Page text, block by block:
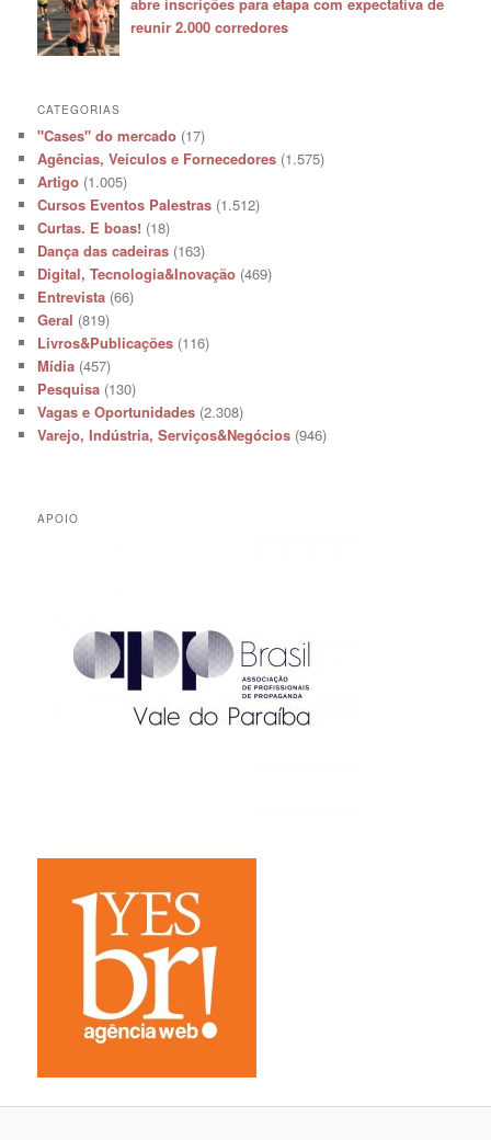
abre inscrições para etapa com expectativa de
reunir 2.000 corredores
CATEGORIAS
"Cases" do mercado (17)
Agências, Veículos e Fornecedores (1.575)
Artigo (1.005)
Cursos Eventos Palestras (1.512)
Curtas. E boas! (18)
Dança das cadeiras (163)
Digital, Tecnologia&Inovação (469)
Entrevista (66)
Geral (819)
Livros&Publicações (116)
Mídia (457)
Pesquisa (130)
Vagas e Oportunidades (2.308)
Varejo, Indústria, Serviços&Negócios (946)
APOIO